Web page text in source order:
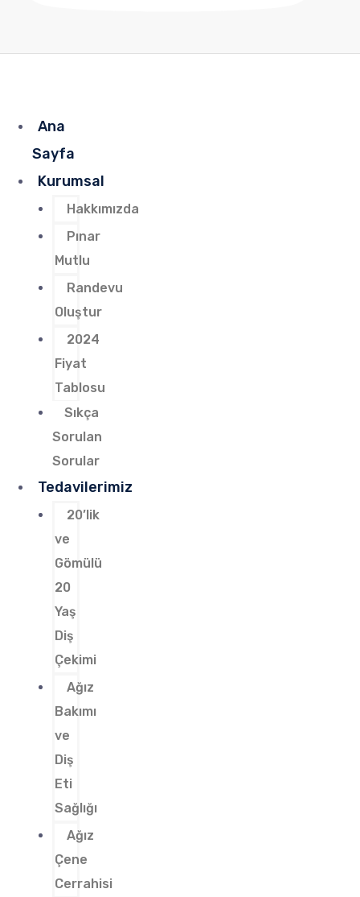
Ana
Sayfa
Kurumsal
Hakkımızda
Pınar
Mutlu
Randevu
Oluştur
2024
Fiyat
Tablosu
Sıkça
Sorulan
Sorular
Tedavilerimiz
20’lik
ve
Gömülü
20
Yaş
Diş
Çekimi
Ağız
Bakımı
ve
Diş
Eti
Sağlığı
Ağız
Çene
Cerrahisi